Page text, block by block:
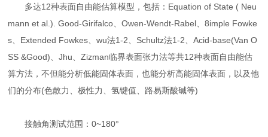
多达12种表面自由能估算模型，包括：Equation of State ( Neu
mann et al.). Good-Girifalco、Owen-Wendt-Rabel、8imple Fowke
s、Extended Fowkes、wu法1-2、Schultz法1-2、Acid-base(Van O
SS &Good)、Jhu、Zizman临界表面张力法等共12种表面自由能估
算方法，不但能分析低能固体表面，也能分析高能固体表面，以及他
们的分布(色散力、极性力、氢键值、路易斯酸碱等)
接触角测试范围：0~180°